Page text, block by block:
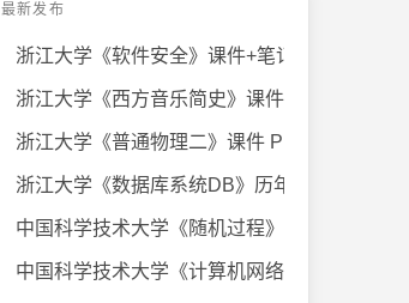
最新发布
浙江大学《软件安全》课件+笔记
浙江大学《西方音乐简史》课件+笔
浙江大学《普通物理二》课件 PPT
浙江大学《数据库系统DB》历年试卷
中国科学技术大学《随机过程》近几
中国科学技术大学《计算机网络》课